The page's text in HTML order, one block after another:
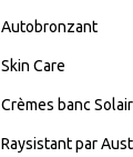
Autobronzant
Skin Care
Crèmes banc
Raysistant par